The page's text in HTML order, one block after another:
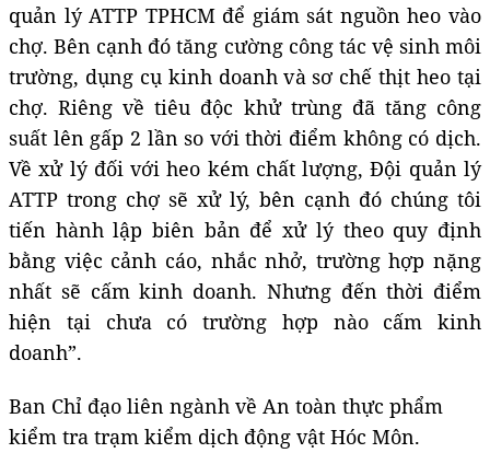
quản lý ATTP TPHCM để giám sát nguồn heo vào
chợ. Bên cạnh đó tăng cường công tác vệ sinh môi
trường, dụng cụ kinh doanh và sơ chế thịt heo tại
chợ. Riêng về tiêu độc khử trùng đã tăng công
suất lên gấp 2 lần so với thời điểm không có dịch.
Về xử lý đối với heo kém chất lượng, Đội quản lý
ATTP trong chợ sẽ xử lý, bên cạnh đó chúng tôi
tiến hành lập biên bản để xử lý theo quy định
bằng việc cảnh cáo, nhắc nhở, trường hợp nặng
nhất sẽ cấm kinh doanh. Nhưng đến thời điểm
hiện tại chưa có trường hợp nào cấm kinh
doanh”.
Ban Chỉ đạo liên ngành về An toàn thực phẩm
kiểm tra trạm kiểm dịch động vật Hóc Môn.